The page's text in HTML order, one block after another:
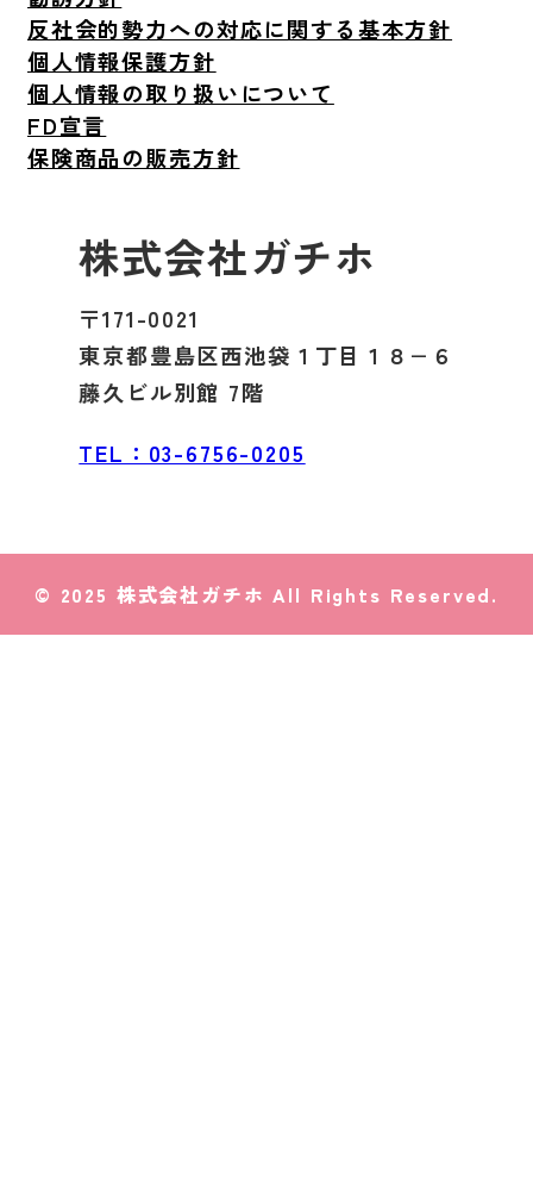
反社会的勢力への対応に関する基本方針
個人情報保護方針
個人情報の取り扱いについて
FD宣言
保険商品の販売方針
株式会社ガチホ
〒171-0021
東京都豊島区西池袋１丁目１８−６
藤久ビル別館 7階
TEL：03-6756-0205
© 2025 株式会社ガチホ All Rights Reserved.